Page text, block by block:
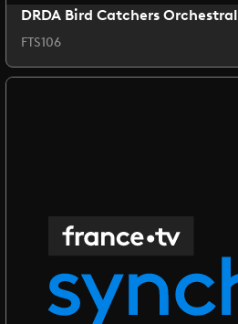
DRDA Bird Catchers Orchestral
FTS106